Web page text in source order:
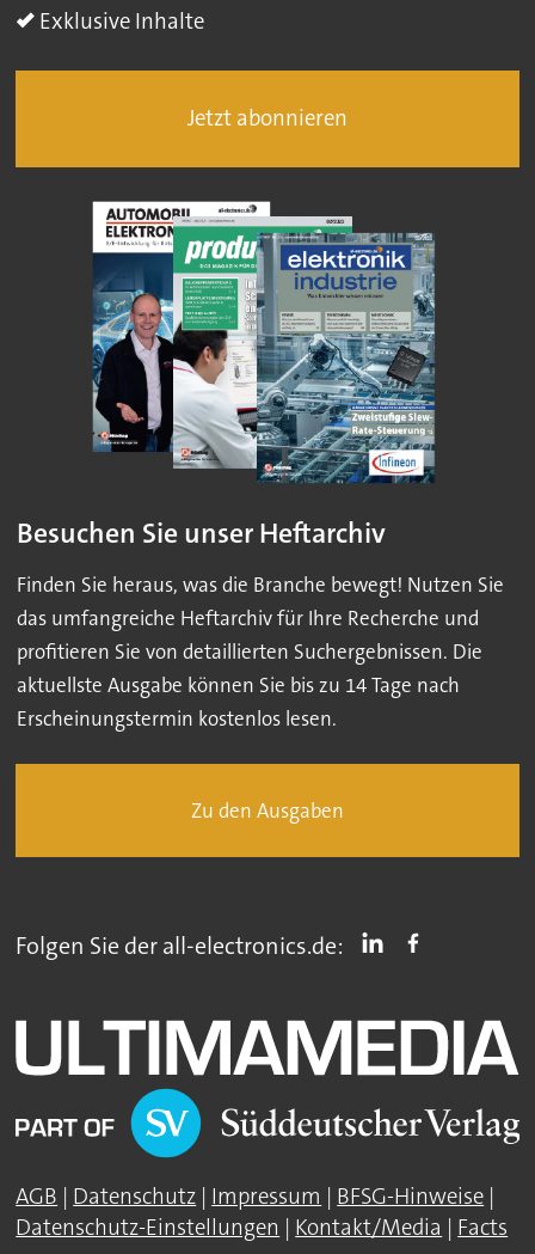
Exklusive Inhalte
Jetzt abonnieren
Besuchen Sie unser Heftarchiv
Finden Sie heraus, was die Branche bewegt! Nutzen Sie
das umfangreiche Heftarchiv für Ihre Recherche und
profitieren Sie von detaillierten Suchergebnissen. Die
aktuellste Ausgabe können Sie bis zu 14 Tage nach
Erscheinungstermin kostenlos lesen.
Zu den Ausgaben
Folgen Sie der all-electronics.de:
AGB | Datenschutz | Impressum | BFSG-Hinweise |
Datenschutz-Einstellungen | Kontakt/Media | Facts